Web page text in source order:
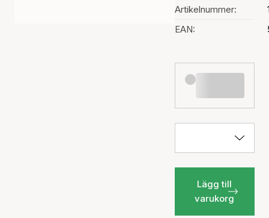
Artikelnummer:
EAN:
Lägg till
varukorg